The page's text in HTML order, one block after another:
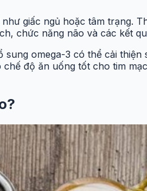
giấc ngủ hoặc tâm trạng.
chức năng não và các kết
omega-3 có thể cải thiện
độ ăn uống tốt cho tim